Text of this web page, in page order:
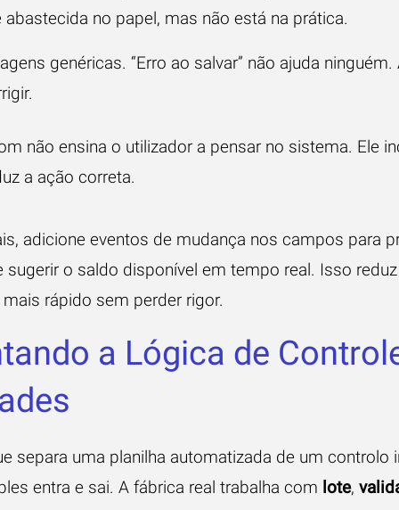
no papel, mas não está na prática.
genéricas. “Erro ao salvar” não ajuda
não ensina o utilizador a pensar no sistema. Ele
a ação correta.
adicione eventos de mudança nos campos para
sugerir o saldo disponível em tempo real. Isso
rápido sem perder rigor.
a Lógica de
separa uma planilha automatizada de um controlo
entra e sai. A fábrica real trabalha com lote,